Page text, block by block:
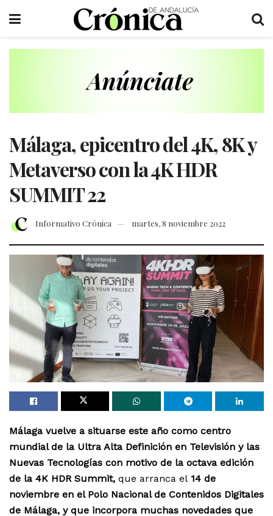
Málaga, epicentro del 4K, 8K y
Metaverso con la 4K HDR
SUMMIT 22
Informativo Crónica martes, 8 noviembre 2022
Málaga vuelve a situarse este año como centro
mundial de la Ultra Alta Definición en Televisión y las
Nuevas Tecnologías con motivo de la octava edición
de la 4K HDR Summit, que arranca el 14 de
noviembre en el Polo Nacional de Contenidos Digitales
de Málaga, y que incorpora muchas novedades que